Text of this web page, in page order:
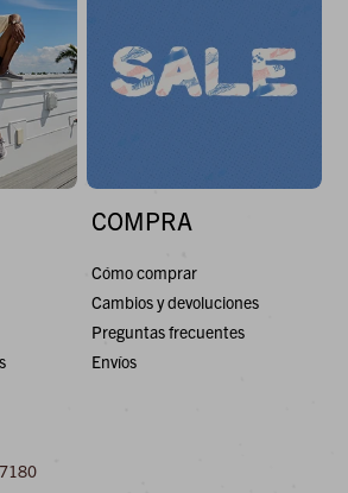
COMPRA
Cómo comprar
Cambios y devoluciones
Preguntas frecuentes
Envíos